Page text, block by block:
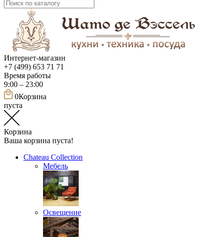
Интернет-магазин
+7 (499) 653 71 71
Время работы
9:00 – 23:00
0Корзина
пуста
Корзина
Ваша корзина пуста!
Chateau Collection
Мебель
Освещение